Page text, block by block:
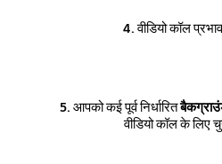
4.वीडियो कॉल
5. आपको कई पूर्व निर्धारित
वीडियो कॉल के लिए